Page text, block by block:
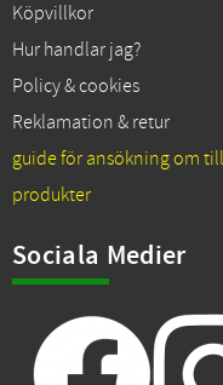
Köpvillkor
Hur handlar jag?
Policy & cookies
Reklamation & retur
guide för ansökning om
produkter
Sociala Medier